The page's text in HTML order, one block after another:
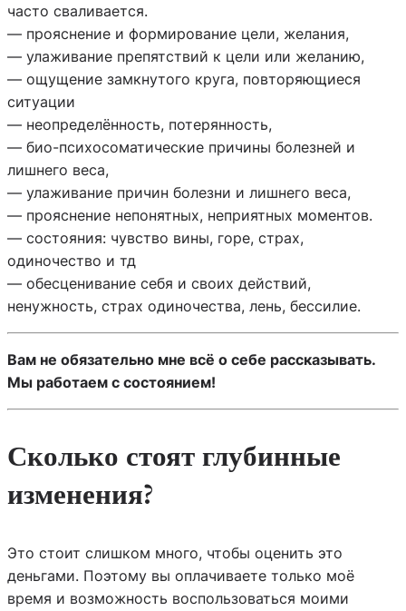
часто сваливается.
— прояснение и формирование цели, желания,
— улаживание препятствий к цели или желанию,
— ощущение замкнутого круга, повторяющиеся
ситуации
— неопределённость, потерянность,
— био-психосоматические причины болезней и
лишнего веса,
— улаживание причин болезни и лишнего веса,
— прояснение непонятных, неприятных моментов.
— состояния: чувство вины, горе, страх,
одиночество и тд
— обесценивание себя и своих действий,
ненужность, страх одиночества, лень, бессилие.
Вам не обязательно мне всё о себе рассказывать.
Мы работаем с состоянием!
Сколько стоят глубинные
изменения?
Это стоит слишком много, чтобы оценить это
деньгами. Поэтому вы оплачиваете только моё
время и возможность воспользоваться моими